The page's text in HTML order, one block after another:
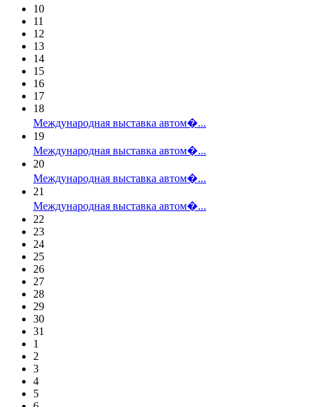
10
11
12
13
14
15
16
17
18
Международная выставка автом�...
19
Международная выставка автом�...
20
Международная выставка автом�...
21
Международная выставка автом�...
22
23
24
25
26
27
28
29
30
31
1
2
3
4
5